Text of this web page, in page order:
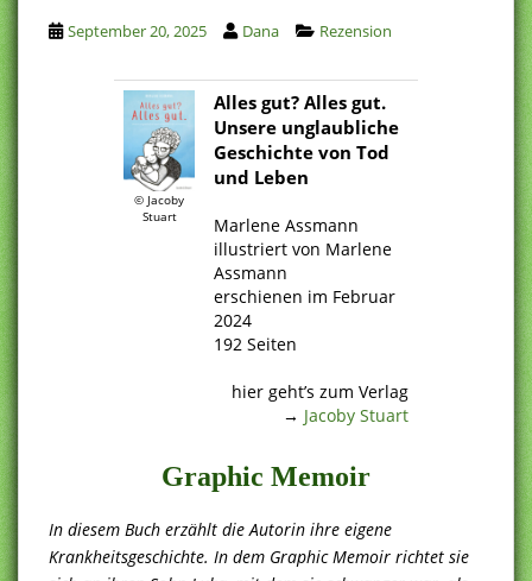
n
t
September 20, 2025 Dana Rezension
© Jacoby
Stuart
Alles gut? Alles gut.
Unsere unglaubliche
Geschichte von Tod
und Leben
Marlene Assmann
illustriert von Marlene
Assmann
erschienen im Februar
2024
192 Seiten
hier geht’s zum Verlag
→ Jacoby Stuart
Graphic Memoir
In diesem Buch erzählt die Autorin ihre eigene
Krankheitsgeschichte. In dem Graphic Memoir richtet sie